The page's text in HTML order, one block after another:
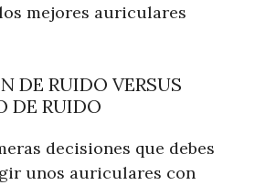
mejores auriculares
DE RUIDO VERSUS
DE RUIDO
decisiones que debes
unos auriculares con